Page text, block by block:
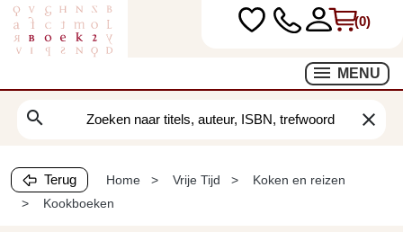
(0)
MENU
search clear
Terug Home Vrije Tijd
Koken en reizen
Kookboeken